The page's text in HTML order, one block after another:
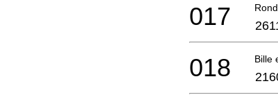
017
Bille
018